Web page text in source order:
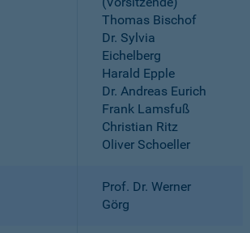
Thomas Bischof
Dr. Sylvia
Eichelberg
Harald Epple
Dr. Andreas Eurich
Frank Lamsfuß
Christian Ritz
Oliver Schoeller
Prof. Dr. Werner
Görg